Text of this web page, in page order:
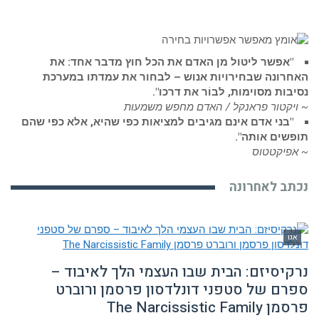
"אפשר ליטול מן האדם את הכל חוץ מדבר אחד: את
האחרונה שבחירויות אנוש – לבחור את עמדתו במערכת
נסיבות מסוימות, לבוֹר את דרכו".
~ ויקטור פראנקל / האדם מחפש משמעות
"בני אדם אינם מגיבים למציאות כפי שהיא, אלא כפי שהם
תופשים אותה".
~ אפיקטטוס
נכתב לאחרונה
אגו
נרקיסיזם: הבית שבו העצמי הלך לאיבוד –
ספרם של סטפני דונלדסון פרסמן ורוברט
פרסמן The Narcissistic Family